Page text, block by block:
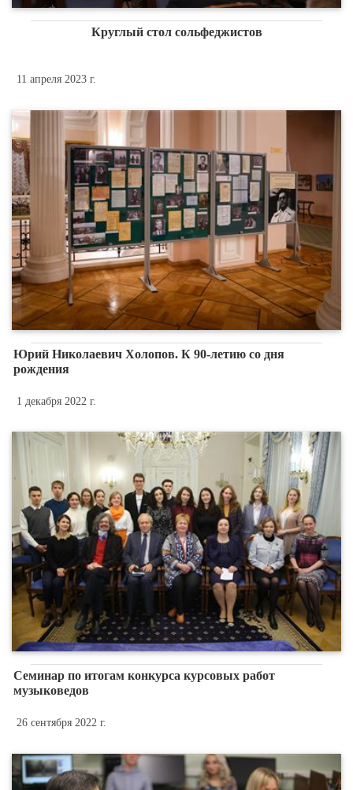
Круглый стол сольфеджистов
11 апреля 2023 г.
Юрий Николаевич Холопов. К 90-летию со дня
рождения
1 декабря 2022 г.
Семинар по итогам конкурса курсовых работ
музыковедов
26 сентября 2022 г.